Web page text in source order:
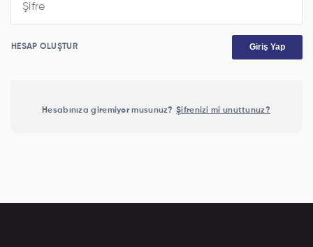
HESAP OLUŞTUR Giriş Yap
Hesabınıza giremiyor musunuz? Şifrenizi mi unuttunuz?